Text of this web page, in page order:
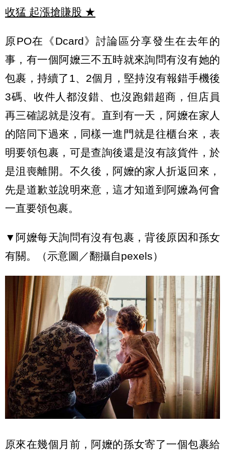
收猛 起漲搶賺股 ★
原PO在《Dcard》討論區分享發生在去年的
事，有一個阿嬤三不五時就來詢問有沒有她的
包裹，持續了1、2個月，堅持沒有報錯手機後
3碼、收件人都沒錯、也沒跑錯超商，但店員
再三確認就是沒有。直到有一天，阿嬤在家人
的陪同下過來，同樣一進門就是往櫃台來，表
明要領包裹，可是查詢後還是沒有該貨件，於
是沮喪離開。不久後，阿嬤的家人折返回來，
先是道歉並說明來意，這才知道到阿嬤為何會
一直要領包裹。
▼阿嬤每天詢問有沒有包裹，背後原因和孫女
有關。（示意圖／翻攝自pexels）
原來在幾個月前，阿嬤的孫女寄了一個包裹給